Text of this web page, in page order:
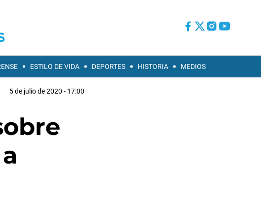
ESTILO DE VIDA DEPORTES HISTORIA MEDIOS
5 de julio de 2020 - 17:00